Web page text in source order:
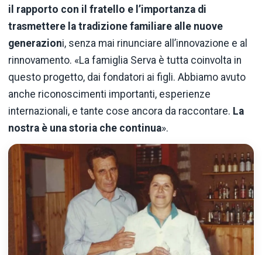
il rapporto con il fratello e l’importanza di
trasmettere la tradizione familiare alle nuove
generazioni, senza mai rinunciare all’innovazione e al
rinnovamento. «La famiglia Serva è tutta coinvolta in
questo progetto, dai fondatori ai figli. Abbiamo avuto
anche riconoscimenti importanti, esperienze
internazionali, e tante cose ancora da raccontare. La
nostra è una storia che continua».